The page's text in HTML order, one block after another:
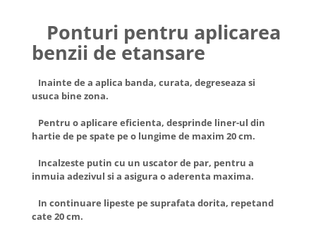
Ponturi pentru aplicarea
benzii de etansare
Inainte de a aplica banda, curata, degreseaza si
usuca bine zona.
Pentru o aplicare eficienta, desprinde liner-ul din
hartie de pe spate pe o lungime de maxim 20 cm.
Incalzeste putin cu un uscator de par, pentru a
inmuia adezivul si a asigura o aderenta maxima.
In continuare lipeste pe suprafata dorita, repetand
cate 20 cm.